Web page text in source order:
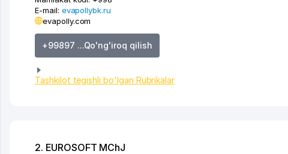
E-mail: evapollybk.ru
evapolly.com
+99897 ...Qo'ng'iroq qilish
Tashkilot tegishli bo'lgan Rubrikalar
2. EUROSOFT MChJ